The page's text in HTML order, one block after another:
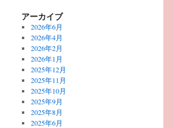
アーカイブ
2026年6月
2026年4月
2026年2月
2026年1月
2025年12月
2025年11月
2025年10月
2025年9月
2025年8月
2025年6月